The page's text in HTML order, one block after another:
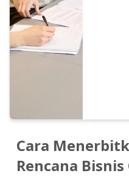
Cara
Rencana